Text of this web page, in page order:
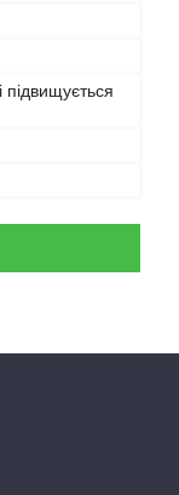
підвищується